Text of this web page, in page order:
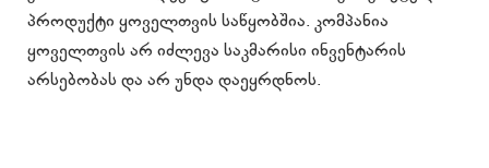
პროდუქტი ყოველთვის საწყობშია. კომპანია
ყოველთვის არ იძლევა საკმარისი ინვენტარის
არსებობას და არ უნდა დაეყრდნოს.